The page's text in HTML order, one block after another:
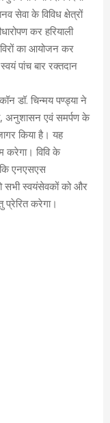
सेवा के विविध क्षेत्रों
कर हरियाली
का आयोजन कर
पांच बार रक्तदान
डॉ. चिन्मय पण्ड्या ने
अनुशासन एवं समर्पण के
किया है। यह
करेगा। विवि के
एनएसएस
सभी स्वयंसेवकों को और
प्रेरित करेगा।